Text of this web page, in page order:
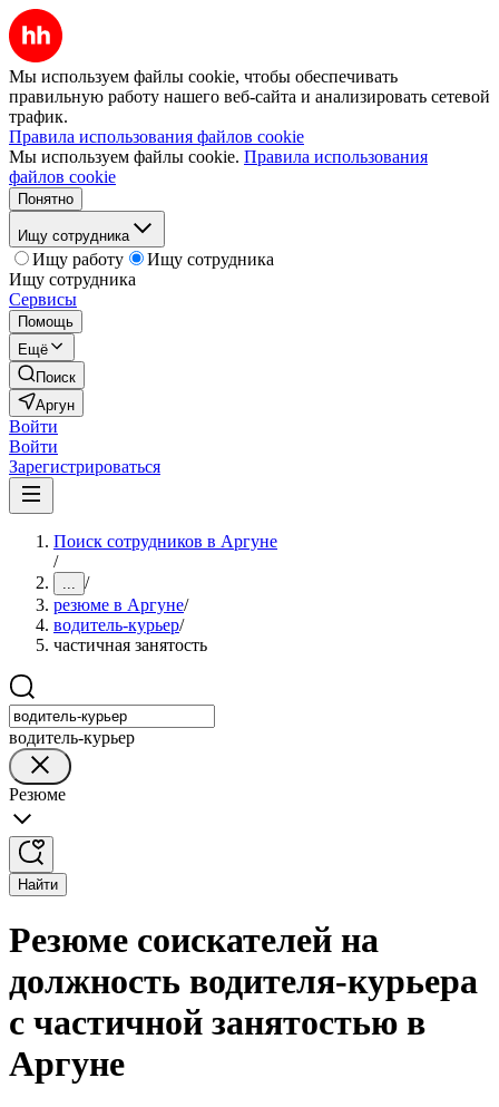
Мы используем файлы cookie, чтобы обеспечивать
правильную работу нашего веб-сайта и анализировать сетевой
трафик.
Правила использования файлов cookie
Мы используем файлы cookie. Правила использования
файлов cookie
Понятно
Ищу сотрудника
Ищу работу
Ищу сотрудника
Ищу сотрудника
Сервисы
Помощь
Ещё
Поиск
Аргун
Войти
Войти
Зарегистрироваться
Поиск сотрудников в Аргуне
/
... /
резюме в Аргуне/
водитель-курьер/
частичная занятость
водитель-курьер
Резюме
Найти
Резюме соискателей на
должность водителя-курьера
с частичной занятостью в
Аргуне